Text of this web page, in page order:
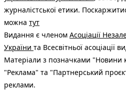
журналістської етики.
можна тут
Видання є членом Асоціації
України та Всесвітньої асоціації
Матеріали з позначками "Новини
"Реклама" та "Партнерський
реклами.